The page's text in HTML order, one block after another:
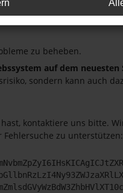
das Laden bestimmter
zu beheben.
auf dem neuesten
sondern kann auch
kontaktiere uns bitte.
Fehlersuche zu unterstützen: